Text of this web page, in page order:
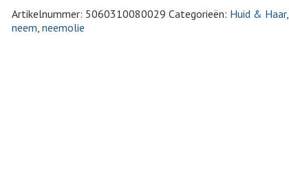
Artikelnummer: 5060310080029 Categorieën: Huid & Haar,
neem, neemolie